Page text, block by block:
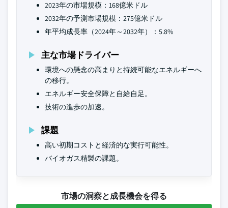
2023年の市場規模：168億米ドル
2032年の予測市場規模：275億米ドル
年平均成長率（2024年～2032年）：5.8%
主な市場ドライバー
環境への懸念の高まりと持続可能なエネルギーへ
の移行。
エネルギー安全保障と自給自足。
技術の進歩の加速。
課題
高い初期コストと経済的な実行可能性。
バイオガス精製の課題。
市場の洞察と成長機会を得る